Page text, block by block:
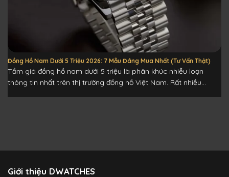
Đồng Hồ Nam Dưới 5 Triệu 2026: 7 Mẫu Đáng Mua Nhất (Tư Vấn Thật)
Tầm giá đồng hồ nam dưới 5 triệu là phân khúc nhiễu loạn
thông tin nhất trên thị trường đồng hồ Việt Nam. Rất nhiều...
Giới thiệu DWATCHES